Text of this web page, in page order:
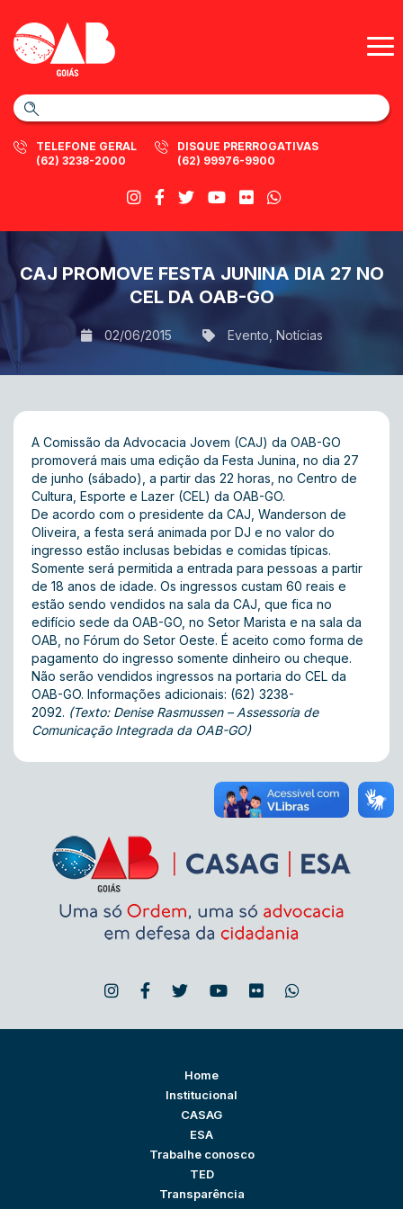
TELEFONE GERAL
(62) 3238-2000
DISQUE PRERROGATIVAS
(62) 99976-9900
CAJ PROMOVE FESTA JUNINA DIA 27 NO
CEL DA OAB-GO
02/06/2015 Evento Notícias
A Comissão da Advocacia Jovem (CAJ) da OAB-GO
promoverá mais uma edição da Festa Junina, no dia 27
de junho (sábado), a partir das 22 horas, no Centro de
Cultura, Esporte e Lazer (CEL) da OAB-GO.
De acordo com o presidente da CAJ, Wanderson de
Oliveira, a festa será animada por DJ e no valor do
ingresso estão inclusas bebidas e comidas típicas.
Somente será permitida a entrada para pessoas a partir
de 18 anos de idade. Os ingressos custam 60 reais e
estão sendo vendidos na sala da CAJ, que fica no
edifício sede da OAB-GO, no Setor Marista e na sala da
OAB, no Fórum do Setor Oeste. É aceito como forma de
pagamento do ingresso somente dinheiro ou cheque.
Não serão vendidos ingressos na portaria do CEL da
OAB-GO. Informações adicionais: (62) 3238-
2092. (Texto: Denise Rasmussen – Assessoria de
Comunicação Integrada da OAB-GO)
Home
Institucional
CASAG
ESA
Trabalhe conosco
TED
Transparência